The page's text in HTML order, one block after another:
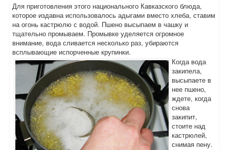
Для приготовления этого национального Кавказского блюда,
которое издавна использовалось адыгами вместо хлеба, ставим
на огонь кастрюлю с водой. Пшено высыпаем в чашку и
тщательно промываем. Промывке уделяется огромное
внимание, вода сливается несколько раз, убираются
всплывающие испорченные крупинки.
Когда вода
закипела,
высыпаете в
нее пшено,
ждете, когда
снова
закипит,
стоите над
кастрюлей,
снимая пену.